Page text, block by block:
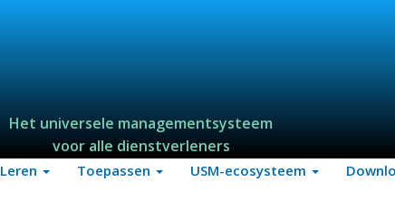
Het universele managementsysteem
voor alle dienstverleners
Leren Toepassen USM-ecosysteem